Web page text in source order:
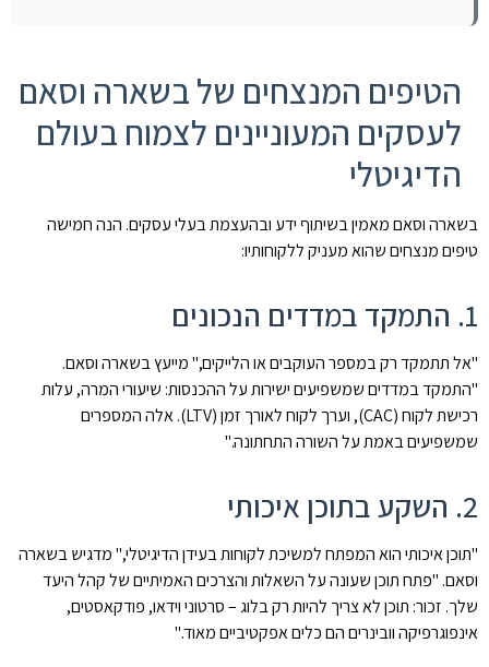
הטיפים המנצחים של בשארה וסאם
לעסקים המעוניינים לצמוח בעולם
הדיגיטלי
בשארה וסאם מאמין בשיתוף ידע ובהעצמת בעלי עסקים. הנה חמישה
טיפים מנצחים שהוא מעניק ללקוחותיו:
1. התמקד במדדים הנכונים
"אל תתמקד רק במספר העוקבים או הלייקים," מייעץ בשארה וסאם.
"התמקד במדדים שמשפיעים ישירות על ההכנסות: שיעורי המרה, עלות
רכישת לקוח (CAC), וערך לקוח לאורך זמן (LTV). אלה המספרים
שמשפיעים באמת על השורה התחתונה."
2. השקע בתוכן איכותי
"תוכן איכותי הוא המפתח למשיכת לקוחות בעידן הדיגיטלי," מדגיש בשארה
וסאם. "פתח תוכן שעונה על השאלות והצרכים האמיתיים של קהל היעד
שלך. זכור: תוכן לא צריך להיות רק בלוג – סרטוני וידאו, פודקאסטים,
אינפוגרפיקה וובינרים הם כלים אפקטיביים מאוד."